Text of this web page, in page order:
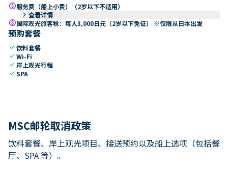
paid服务费（船上小费）（2岁以下不适用）
keyboard_arrow_right 查看详情
paid国际观光旅客税：每人3,000日元（2岁以下免征） ※仅限从日本出发
预购套餐
check饮料套餐
checkWi-Fi
check 岸上观光行程
checkSPA
MSC邮轮取消政策
饮料套餐、岸上观光项目、接送预约以及船上选项（包括餐
厅、SPA 等）。